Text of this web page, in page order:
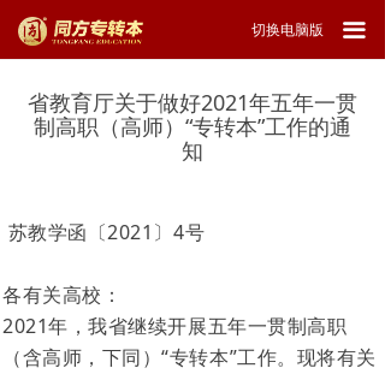
切换电脑版 끀
省教育厅关于做好2021年五年一贯
制高职（高师）“专转本”工作的通
知
苏教学函〔2021〕4号
各有关高校：
2021年，我省继续开展五年一贯制高职
（含高师，下同）“专转本”工作。现将有关